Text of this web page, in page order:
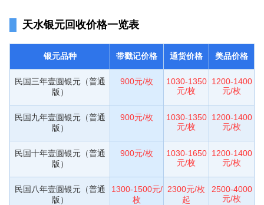
天水银元回收价格一览表
银元品种 带戳记价格 通货价格 美品价格
民国三年壹圆银元（普通
版）
900元/枚
1030-1350
元/枚
1200-1400
元/枚
民国九年壹圆银元（普通
版）
900元/枚
1030-1350
元/枚
1200-1400
元/枚
民国十年壹圆银元（普通
版）
900元/枚
1030-1650
元/枚
1200-1400
元/枚
民国八年壹圆银元（普通
版）
1300-1500元/
枚
2300元/枚
起
2500-4000
元/枚